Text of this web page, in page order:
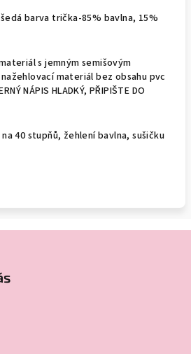
barva trička-85% bavlna, 15%
s jemným semišovým
nažehlovací materiál bez obsahu pvc
NÁPIS HLADKÝ, PŘIPIŠTE DO
40 stupňů, žehlení bavlna, sušičku